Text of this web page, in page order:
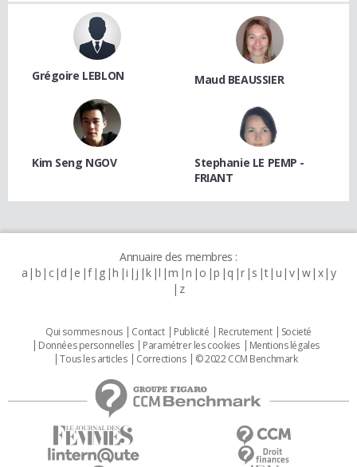
Grégoire LEBLON Maud BEAUSSIER
Kim Seng NGOV
Stephanie LE PEMP -
FRIANT
Annuaire des membres :
a b c d e f g h i j k l m n o p q r s t u v w x y
z
Qui sommes nous Contact Publicité Recrutement
Societé
Données personnelles
Paramétrer les cookies
Mentions légales
Tous les articles
Corrections © 2022 CCM Benchmark